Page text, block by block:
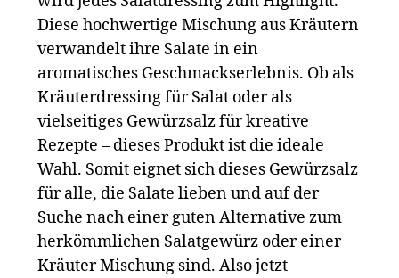
Diese hochwertige Mischung aus Kräutern
verwandelt ihre Salate in ein
aromatisches Geschmackserlebnis. Ob als
Kräuterdressing für Salat oder als
vielseitiges Gewürzsalz für kreative
Rezepte – dieses Produkt ist die ideale
Wahl. Somit eignet sich dieses Gewürzsalz
für alle, die Salate lieben und auf der
Suche nach einer guten Alternative zum
herkömmlichen Salatgewürz oder einer
Kräuter Mischung sind. Also jetzt